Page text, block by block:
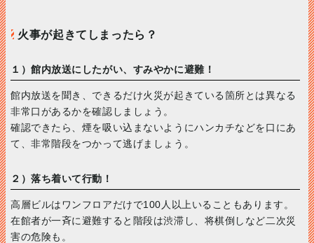
火事が起きてしまったら？
１）館内放送にしたがい、すみやかに避難！
館内放送を聞き、できるだけ火災が起きている箇所とは異なる
非常口があるかを確認しましょう。
確認できたら、煙を吸い込まないようにハンカチなどを口にあ
て、非常階段をつかって逃げましょう。
２）落ち着いて行動！
高層ビルはワンフロアだけで100人以上いることもあります。
在館者が一斉に避難すると階段は渋滞し、将棋倒しなど二次災
害の危険も。